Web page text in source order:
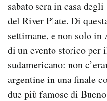
CALENDARIO
AREA PERSONALE
Area Personale
Newsletter
Notifiche mobile
sabato sera in casa
del River Plate. Di
settimane, e non solo
di un evento storico per
sudamericano: non
argentine in una finale
due più famose di